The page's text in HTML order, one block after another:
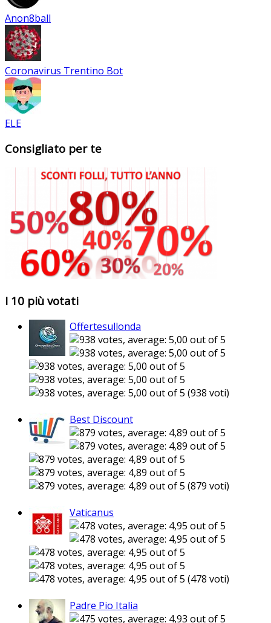
Anon8ball
Coronavirus Trentino Bot
ELE
Consigliato per te
I 10 più votati
Offertesullonda
(938 voti)
Best Discount
(879 voti)
Vaticanus
(478 voti)
Padre Pio Italia